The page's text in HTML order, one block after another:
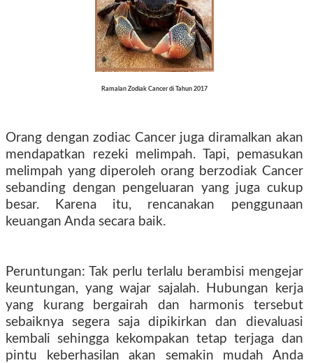
Ramalan Zodiak Cancer di Tahun 2017
Orang dengan zodiac Cancer juga diramalkan akan
mendapatkan rezeki melimpah. Tapi, pemasukan
melimpah yang diperoleh orang berzodiak Cancer
sebanding dengan pengeluaran yang juga cukup
besar. Karena itu, rencanakan penggunaan
keuangan Anda secara baik.
Peruntungan: Tak perlu terlalu berambisi mengejar
keuntungan, yang wajar sajalah. Hubungan kerja
yang kurang bergairah dan harmonis tersebut
sebaiknya segera saja dipikirkan dan dievaluasi
kembali sehingga kekompakan tetap terjaga dan
pintu keberhasilan akan semakin mudah Anda